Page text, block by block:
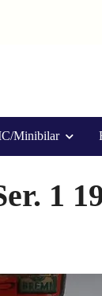
Minibilar
1